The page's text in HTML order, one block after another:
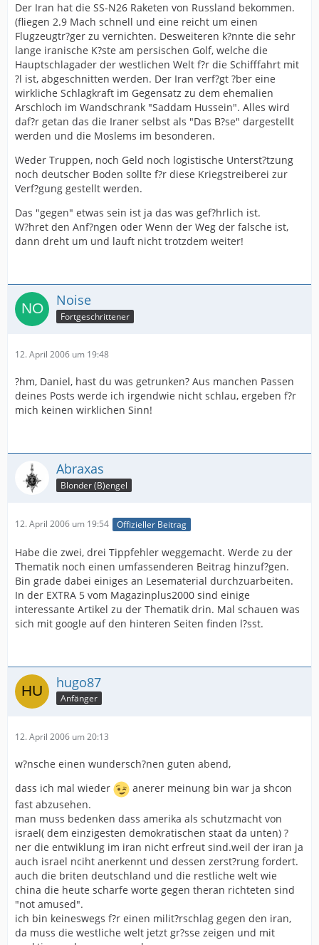
Der Iran hat die SS-N26 Raketen von Russland bekommen.
(fliegen 2.9 Mach schnell und eine reicht um einen
Flugzeugtr?ger zu vernichten. Desweiteren k?nnte die sehr
lange iranische K?ste am persischen Golf, welche die
Hauptschlagader der westlichen Welt f?r die Schifffahrt mit
?l ist, abgeschnitten werden. Der Iran verf?gt ?ber eine
wirkliche Schlagkraft im Gegensatz zu dem ehemalien
Arschloch im Wandschrank "Saddam Hussein". Alles wird
daf?r getan das die Iraner selbst als "Das B?se" dargestellt
werden und die Moslems im besonderen.
Weder Truppen, noch Geld noch logistische Unterst?tzung
noch deutscher Boden sollte f?r diese Kriegstreiberei zur
Verf?gung gestellt werden.
Das "gegen" etwas sein ist ja das was gef?hrlich ist.
W?hret den Anf?ngen oder Wenn der Weg der falsche ist,
dann dreht um und lauft nicht trotzdem weiter!
Noise
Fortgeschrittener
12. April 2006 um 19:48
?hm, Daniel, hast du was getrunken? Aus manchen Passen
deines Posts werde ich irgendwie nicht schlau, ergeben f?r
mich keinen wirklichen Sinn!
Abraxas
Blonder (B)engel
12. April 2006 um 19:54 Offizieller Beitrag
Habe die zwei, drei Tippfehler weggemacht. Werde zu der
Thematik noch einen umfassenderen Beitrag hinzuf?gen.
Bin grade dabei einiges an Lesematerial durchzuarbeiten.
In der EXTRA 5 vom Magazinplus2000 sind einige
interessante Artikel zu der Thematik drin. Mal schauen was
sich mit google auf den hinteren Seiten finden l?sst.
hugo87
Anfänger
12. April 2006 um 20:13
w?nsche einen wundersch?nen guten abend,
dass ich mal wieder
anerer meinung bin war ja shcon
fast abzusehen.
man muss bedenken dass amerika als schutzmacht von
israel( dem einzigesten demokratischen staat da unten) ?
ner die entwiklung im iran nicht erfreut sind.weil der iran ja
auch israel nciht anerkennt und dessen zerst?rung fordert.
auch die briten deutschland und die restliche welt wie
china die heute scharfe worte gegen theran richteten sind
"not amused".
ich bin keineswegs f?r einen milit?rschlag gegen den iran,
da muss die westliche welt jetzt gr?sse zeigen und mit